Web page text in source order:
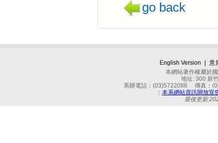
go back
English Version
意
本網站著作權屬於
地址: 300 新
系辦電話：(03)5722088 傳真：
︱ 本系網站資訊開放宣
最後更新